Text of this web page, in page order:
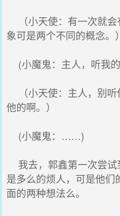
（小天使：有一次就会
象可是两个不同的概念。）
(小魔鬼：主人，听我
（小天使：主人，别听
他的啊。）
(小魔鬼：……)
我去，郭鑫第一次尝试
是多么的烦人，可是他们
面的两种想法么。